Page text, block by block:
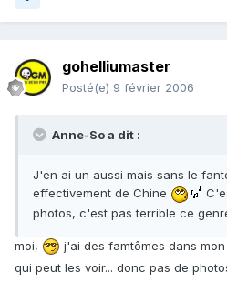
gohelliumaster
Posté(e) 9 février 2006
Anne-So a dit :
J'en ai un aussi mais sans le
effectivement de Chine
photos, c'est pas terrible ce
moi,
j'ai des famtômes dans
qui peut les voir... donc pas de